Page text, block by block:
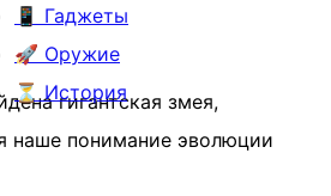
📱 Гаджеты
🚀 Оружие
⏳ История
гигантская змея,
наше понимание эволюции